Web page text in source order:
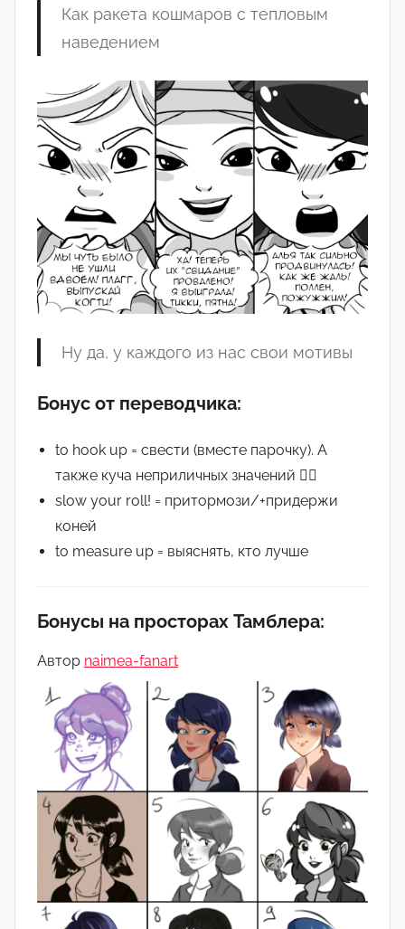
Как ракета кошмаров с тепловым
наведением
Ну да, у каждого из нас свои мотивы
Бонус от переводчика:
to hook up = свести (вместе парочку). А
также куча неприличных значений 🤷‍♂️
slow your roll! = притормози/+придержи
коней
to measure up = выяснять, кто лучше
Бонусы на просторах Тамблера:
Автор naimea-fanart